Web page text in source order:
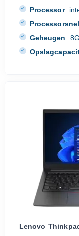
Processor:
Geheugen:
Lenovo